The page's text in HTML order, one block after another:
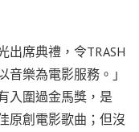
出席典禮，令TRASH
樂為電影服務。」
入圍過金馬獎，是
原創電影歌曲；但沒